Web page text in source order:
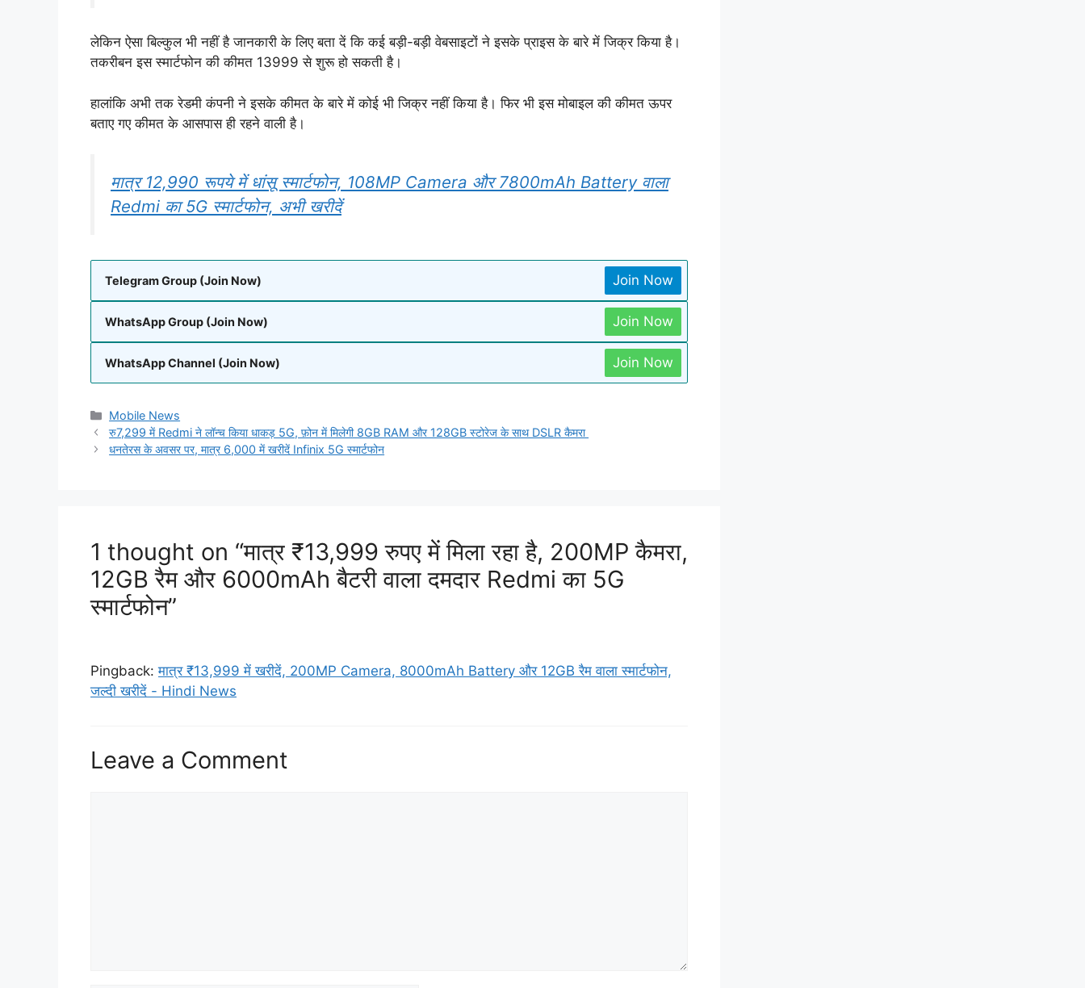
लेकिन ऐसा बिल्कुल भी नहीं है जानकारी के लिए बता दें कि कई बड़ी-बड़ी वेबसाइटों ने इसके प्राइस के बारे में जिक्र किया है।
तकरीबन इस स्मार्टफोन की कीमत 13999 से शुरू हो सकती है।
हालांकि अभी तक रेडमी कंपनी ने इसके कीमत के बारे में कोई भी जिक्र नहीं किया है। फिर भी इस मोबाइल की कीमत ऊपर
बताए गए कीमत के आसपास ही रहने वाली है।
मात्र 12,990 रूपये में धांसू स्मार्टफोन, 108MP Camera और 7800mAh Battery वाला
Redmi का 5G स्मार्टफोन, अभी खरीदें
Telegram Group (Join Now) Join Now
WhatsApp Group (Join Now) Join Now
WhatsApp Channel (Join Now) Join Now
Categories
Mobile News
रु7,299 में Redmi ने लॉन्च किया धाकड़ 5G, फ़ोन में मिलेगी 8GB RAM और 128GB स्टोरेज के साथ DSLR कैमरा
धनतेरस के अवसर पर, मात्र 6,000 में खरीदें Infinix 5G स्मार्टफोन
1 thought on “मात्र ₹13,999 रुपए में मिला रहा है, 200MP कैमरा,
12GB रैम और 6000mAh बैटरी वाला दमदार Redmi का 5G
स्मार्टफोन”
Pingback:मात्र ₹13,999 में खरीदें, 200MP Camera, 8000mAh Battery और 12GB रैम वाला स्मार्टफोन,
जल्दी खरीदें - Hindi News
Leave a Comment